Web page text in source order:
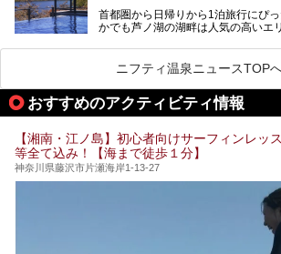
業」「駅近」など、目的別に厳選し
今の気分にぴったりの施設を見つけ
昭和の日本を代表する建築家の一人
に建てた桃源郷のようなホテルがこ
提供元：株式会社西武・プリンスホ
【PR】
この記事はザ・プリンス 箱根芦ノ湖
首都圏から日帰りから1泊旅行にぴ
かでも芦ノ湖の湖畔は人気の高いエ
が楽しめるまさに眺望自慢の日帰り
そしてここは全24室の「箱根 芦ノ湖
して宿泊もできます。宿泊者は「龍
加えて、朝6時からの宿泊者専用時間
のお風呂が利用できます。
今回は日帰り温泉としての「絶景日
（以下、龍宮殿本館）」と、旅館と
蛸川温泉 龍宮殿（以下、龍宮殿）」
りお伝えします！
ここは箱根神社、九頭龍神社、白龍
4つの神社に囲まれたパワースポッ
提供元：株式会社西武・プリンスホ
ニフティ温泉ニュースTOP
おすすめのアクティビティ情報
【湘南・江ノ島】初心者向けサーフィンレッ
等全て込み！【海まで徒歩１分】
神奈川県藤沢市片瀬海岸1-13-27